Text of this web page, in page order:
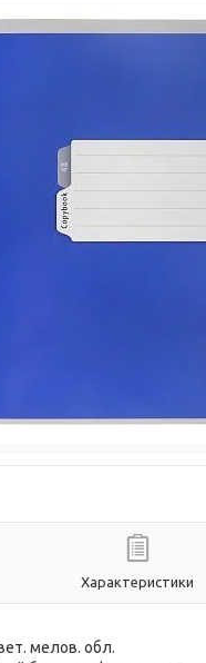
Характеристики
мелов. обл.